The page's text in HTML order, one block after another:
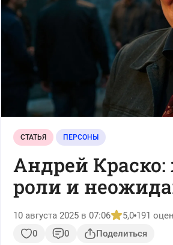
СТАТЬЯ ПЕРСОНЫ
Андрей
роли и
10 августа 2025 в 07:06 5,0 191
0
0 Поделиться